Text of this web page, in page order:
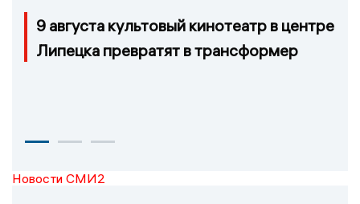
9 августа культовый кинотеатр в центре
Липецка превратят в трансформер
Новости СМИ2